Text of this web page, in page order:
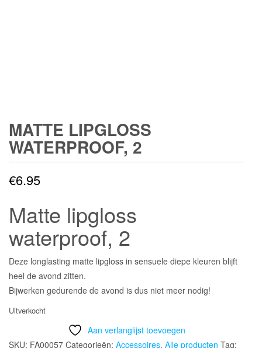
MATTE LIPGLOSS
WATERPROOF, 2
€6.95
Matte lipgloss
waterproof, 2
Deze longlasting matte lipgloss in sensuele diepe kleuren blijft
heel de avond zitten.
Bijwerken gedurende de avond is dus niet meer nodig!
Uitverkocht
Aan verlanglijst toevoegen
SKU: FA00057 Categorieën: Accessoires, Alle producten Tag: